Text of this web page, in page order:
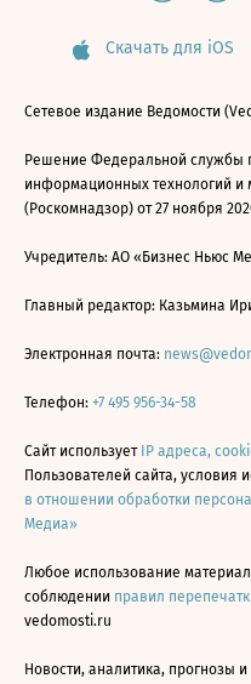
Скачать для iOS
Сетевое издание Ведомости
Решение Федеральной службы
информационных технологий и
(Роскомнадзор) от 27 ноября
Учредитель: АО «Бизнес Ньюс
Главный редактор: Казьмина
Электронная почта:
Телефон: +7 495 956-34-58
Сайт использует IP адреса,
Пользователей сайта, условия
в отношении обработки
Медиа»
Любое использование
соблюдении правил
vedomosti.ru
Новости, аналитика, прогнозы